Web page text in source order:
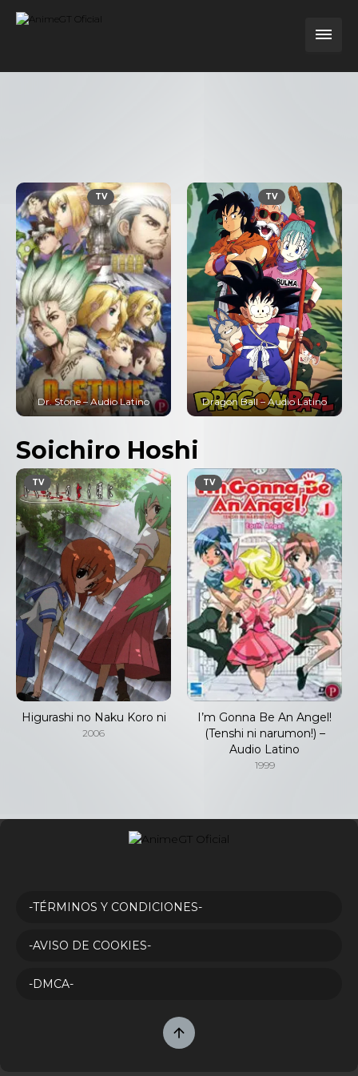
TV
Dragon Ball – Audio Latino
720P
Dragon Ball Z: La Pelea de los
3 Saiyajin – Audio Latino
Soichiro Hoshi
TV
Higurashi no Naku Koro ni
2006
TV
I’m Gonna Be An Angel!
(Tenshi ni narumon!) –
Audio Latino
1999
-TÉRMINOS Y CONDICIONES-
-AVISO DE COOKIES-
-DMCA-